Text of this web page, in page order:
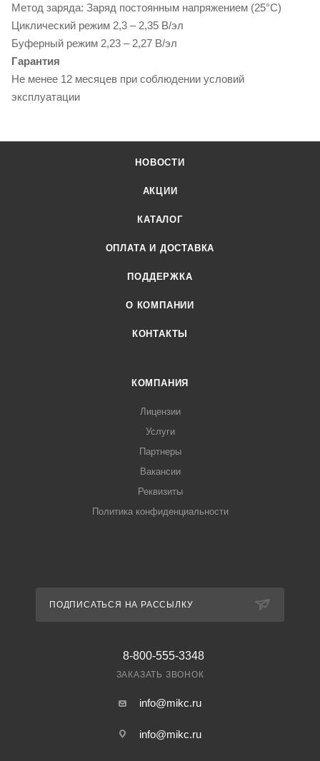
Метод заряда: Заряд постоянным напряжением (25°С)
Циклический режим 2,3 – 2,35 В/эл
Буферный режим 2,23 – 2,27 В/эл
Гарантия
Не менее 12 месяцев при соблюдении условий
эксплуатации
НОВОСТИ
АКЦИИ
КАТАЛОГ
ОПЛАТА И ДОСТАВКА
ПОДДЕРЖКА
О КОМПАНИИ
КОНТАКТЫ
КОМПАНИЯ
Лицензии
Услуги
Партнеры
Вакансии
Реквизиты
Политика конфиденциальности
ПОДПИСАТЬСЯ НА РАССЫЛКУ
8-800-555-3348
ЗАКАЗАТЬ ЗВОНОК
info@mikc.ru
info@mikc.ru